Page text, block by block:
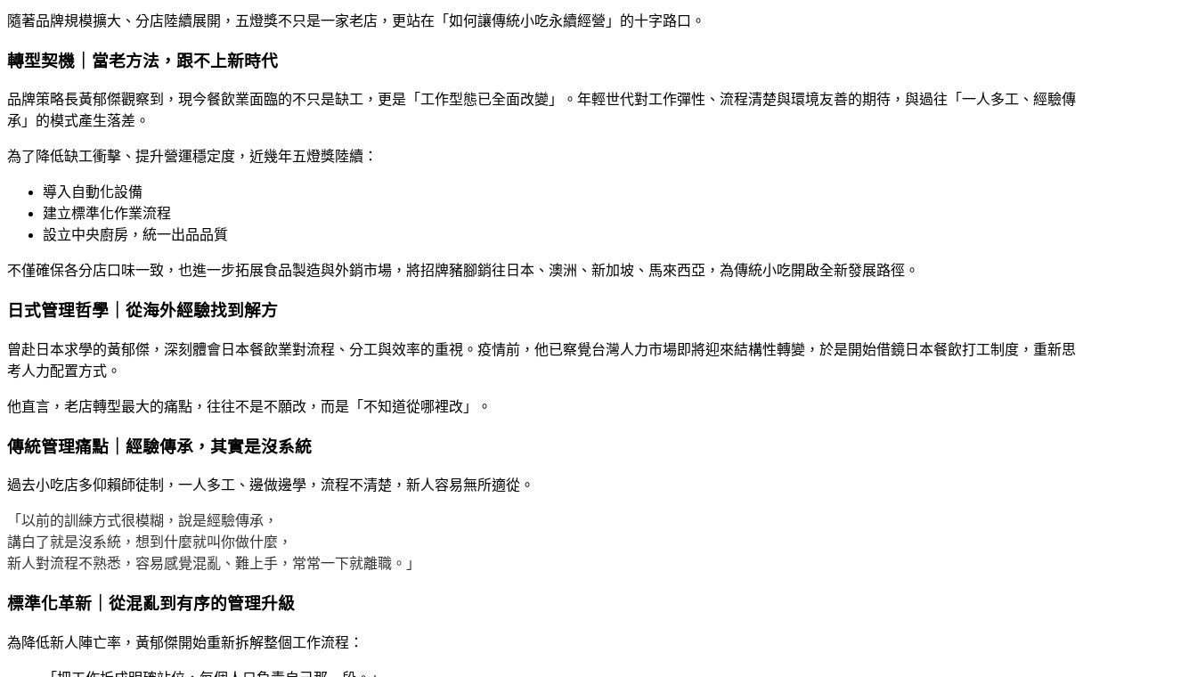
隨著品牌規模擴大、分店陸續展開，五燈獎不只是一家老店，更站在「如何讓傳統小吃永續經營」的十字路口。
轉型契機｜當老方法，跟不上新時代
品牌策略長黃郁傑觀察到，現今餐飲業面臨的不只是缺工，更是「工作型態已全面改變」。年輕世代對工作彈性、流程清楚與環境友善的期待，與過往「一人多工、經驗傳
承」的模式產生落差。
為了降低缺工衝擊、提升營運穩定度，近幾年五燈獎陸續：
導入自動化設備
建立標準化作業流程
設立中央廚房，統一出品品質
不僅確保各分店口味一致，也進一步拓展食品製造與外銷市場，將招牌豬腳銷往日本、澳洲、新加坡、馬來西亞，為傳統小吃開啟全新發展路徑。
日式管理哲學｜從海外經驗找到解方
曾赴日本求學的黃郁傑，深刻體會日本餐飲業對流程、分工與效率的重視。疫情前，他已察覺台灣人力市場即將迎來結構性轉變，於是開始借鏡日本餐飲打工制度，重新思
考人力配置方式。
他直言，老店轉型最大的痛點，往往不是不願改，而是「不知道從哪裡改」。
傳統管理痛點｜經驗傳承，其實是沒系統
過去小吃店多仰賴師徒制，一人多工、邊做邊學，流程不清楚，新人容易無所適從。
「以前的訓練方式很模糊，說是經驗傳承，
講白了就是沒系統，想到什麼就叫你做什麼，
新人對流程不熟悉，容易感覺混亂、難上手，常常一下就離職。」
標準化革新｜從混亂到有序的管理升級
為降低新人陣亡率，黃郁傑開始重新拆解整個工作流程：